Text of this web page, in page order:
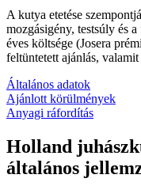
A kutya etetése
mozgásigény, testsúly és
éves költsége (Josera
feltüntetett ajánlás,
Általános adatok
Ajánlott körülmények
Anyagi ráfordítás
Holland
általános